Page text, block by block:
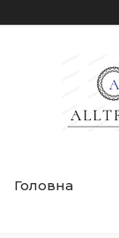
Головна